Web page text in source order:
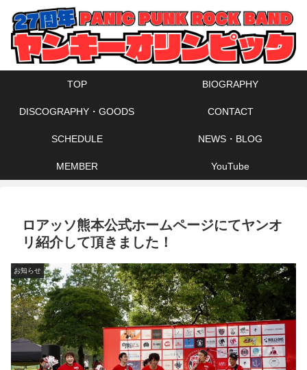
TOP BIOGRAPHY
DISCOGRAPHY・GOODS CONTACT
SCHEDULE NEWS・BLOG
MEMBER YouTube
ロアッソ熊本公式ホームページにてヤンオ
リ紹介して頂きました！
お知らせ